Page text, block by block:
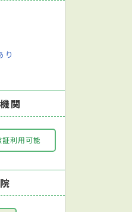
り
関
利用可能